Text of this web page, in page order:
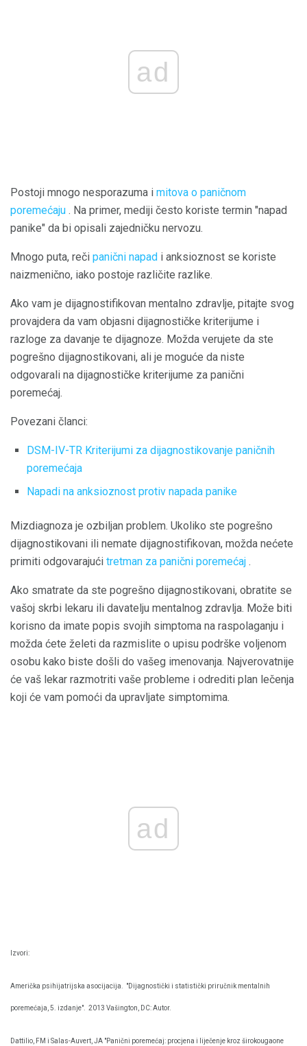
ad
Postoji mnogo nesporazuma i mitova o paničnom
poremećaju . Na primer, mediji često koriste termin "napad
panike" da bi opisali zajedničku nervozu.
Mnogo puta, reči panični napad i anksioznost se koriste
naizmenično, iako postoje različite razlike.
Ako vam je dijagnostifikovan mentalno zdravlje, pitajte svog
provajdera da vam objasni dijagnostičke kriterijume i
razloge za davanje te dijagnoze. Možda verujete da ste
pogrešno dijagnostikovani, ali je moguće da niste
odgovarali na dijagnostičke kriterijume za panični
poremećaj.
Povezani članci:
DSM-IV-TR Kriterijumi za dijagnostikovanje paničnih
poremećaja
Napadi na anksioznost protiv napada panike
Mizdiagnoza je ozbiljan problem. Ukoliko ste pogrešno
dijagnostikovani ili nemate dijagnostifikovan, možda nećete
primiti odgovarajući tretman za panični poremećaj .
Ako smatrate da ste pogrešno dijagnostikovani, obratite se
vašoj skrbi lekaru ili davatelju mentalnog zdravlja. Može biti
korisno da imate popis svojih simptoma na raspolaganju i
možda ćete želeti da razmislite o upisu podrške voljenom
osobu kako biste došli do vašeg imenovanja. Najverovatnije
će vaš lekar razmotriti vaše probleme i odrediti plan lečenja
koji će vam pomoći da upravljate simptomima.
ad
Izvori:
Američka psihijatrijska asocijacija. "Dijagnostički i statistički priručnik mentalnih
poremećaja, 5. izdanje". 2013 Vašington, DC: Autor.
Dattilio, FM i Salas-Auvert, JA "Panični poremećaj: procjena i liječenje kroz širokougaone